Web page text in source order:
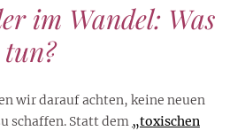
im Wandel: Was
wir darauf achten, keine neuen
schaffen. Statt dem „toxischen